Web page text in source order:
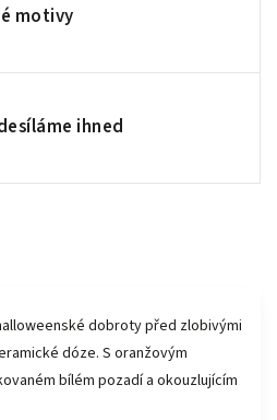
motivy
ihned
dobroty před zlobivými
dóze. S oranžovým
bílém pozadí a okouzlujícím